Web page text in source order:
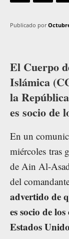
Publicado por
El Cuerpo
Islámica
la
es socio de
En un
miércoles tras
de Ain Al-
del
advertido de
es socio de
Estados